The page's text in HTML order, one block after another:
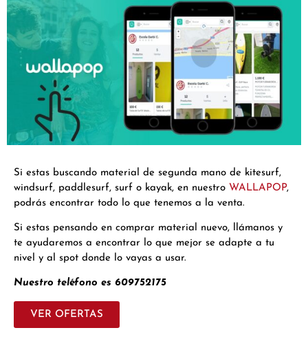
Si estas buscando material de segunda mano de kitesurf,
windsurf, paddlesurf, surf o kayak, en nuestro WALLAPOP,
podrás encontrar todo lo que tenemos a la venta.
Si estas pensando en comprar material nuevo, llámanos y
te ayudaremos a encontrar lo que mejor se adapte a tu
nivel y al spot donde lo vayas a usar.
Nuestro teléfono es 609752175
VER OFERTAS